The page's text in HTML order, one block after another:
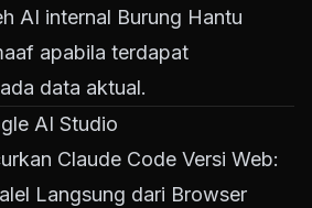
AI internal Burung Hantu
apabila terdapat
data aktual.
AI Studio
Claude Code Versi Web:
Langsung dari Browser